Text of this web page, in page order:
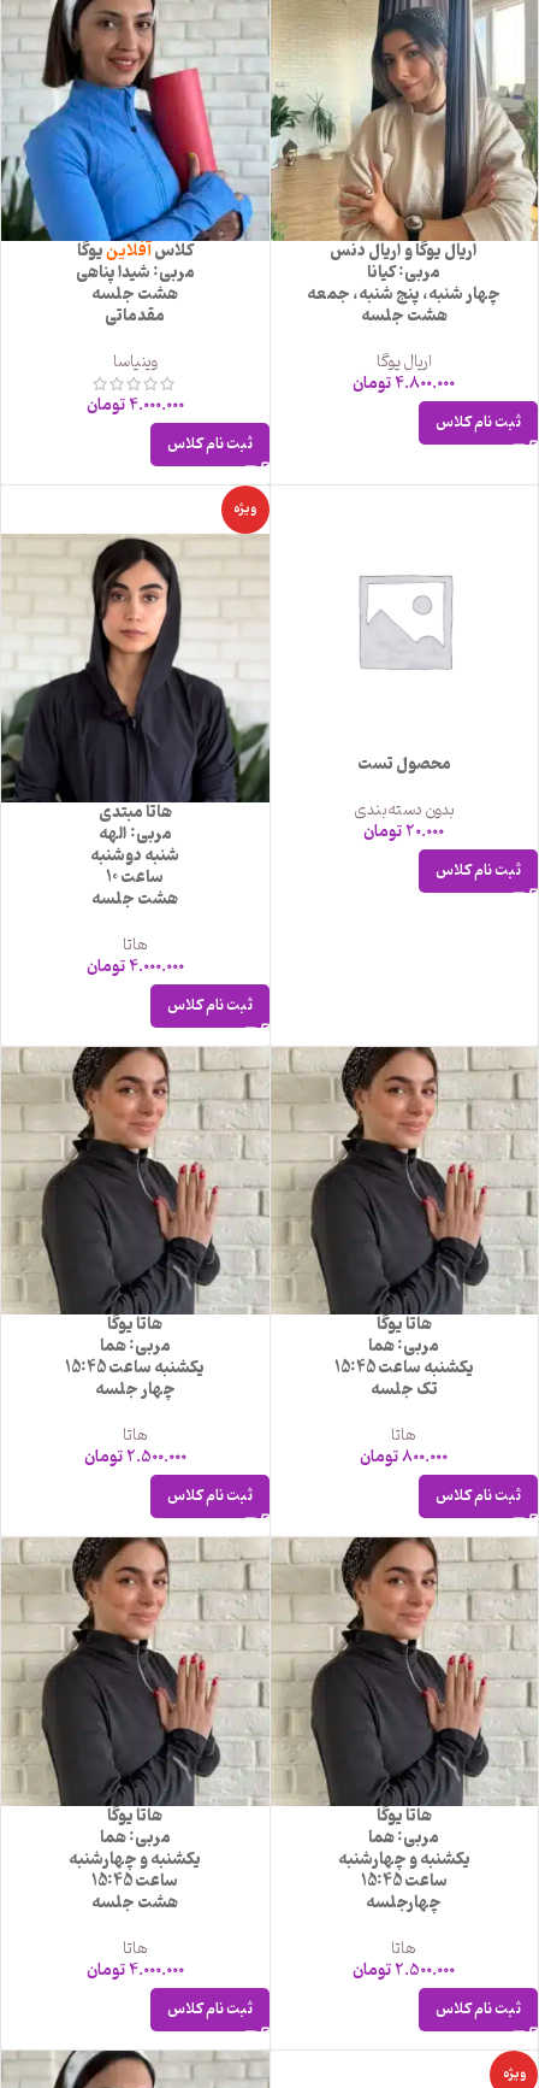
اریال یوگا و اریال دنس
مربی: کیانا
چهار شنبه، پنج شنبه، جمعه
هشت جلسه
اریال یوگا
4.800.000تومان
ثبت نام کلاس
کلاسآفلاینیوگا
مربی: شیدا پناهی
هشت جلسه
مقدماتی
وینیاسا
4.000.000تومان
ثبت نام کلاس
محصول تست
بدون دسته‌بندی
20.000تومان
ثبت نام کلاس
ویژه
هاتا مبتدی
مربی: الهه
شنبه دوشنبه
ساعت 10
هشت جلسه
هاتا
4.000.000تومان
ثبت نام کلاس
هاتا یوگا
مربی: هما
یکشنبه ساعت 15:45
تک جلسه
هاتا
800.000تومان
ثبت نام کلاس
هاتا یوگا
مربی: هما
یکشنبه ساعت 15:45
چهار جلسه
هاتا
2.500.000تومان
ثبت نام کلاس
هاتا یوگا
مربی: هما
یکشنبه و چهارشنبه
ساعت 15:45
چهارجلسه
هاتا
2.500.000تومان
ثبت نام کلاس
هاتا یوگا
مربی: هما
یکشنبه و چهارشنبه
ساعت 15:45
هشت جلسه
هاتا
4.000.000تومان
ثبت نام کلاس
ویژه